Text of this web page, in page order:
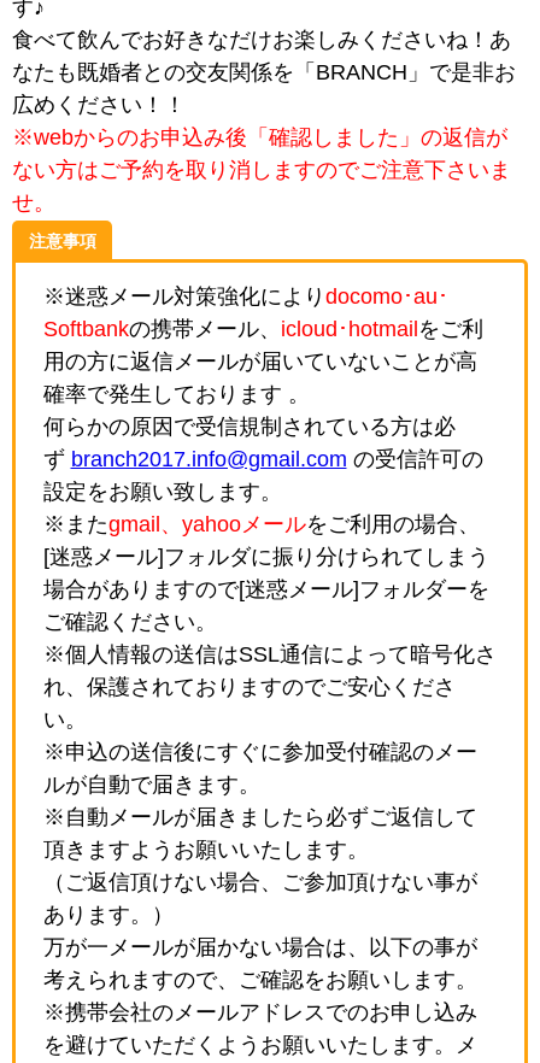
す♪
食べて飲んでお好きなだけお楽しみくださいね！あ
なたも既婚者との交友関係を「BRANCH」で是非お
広めください！！
※webからのお申込み後「確認しました」の返信が
ない方はご予約を取り消しますのでご注意下さいま
せ。
注意事項
※迷惑メール対策強化により docomo･au･
Softbankの携帯メール、 icloud･hotmail をご利
用の方に返信メールが届いていないことが高
確率で発生しております 。
何らかの原因で受信規制されている方は必
ず branch2017.info@gmail.com の受信許可の
設定をお願い致します。
※またgmail、yahooメールをご利用の場合、
[迷惑メール]フォルダに振り分けられてしまう
場合がありますので[迷惑メール]フォルダーを
ご確認ください。
※個人情報の送信はSSL通信によって暗号化さ
れ、保護されておりますのでご安心くださ
い。
※申込の送信後にすぐに参加受付確認のメー
ルが自動で届きます。
※自動メールが届きましたら必ずご返信して
頂きますようお願いいたします。
（ご返信頂けない場合、ご参加頂けない事が
あります。）
万が一メールが届かない場合は、以下の事が
考えられますので、ご確認をお願いします。
※携帯会社のメールアドレスでのお申し込み
を避けていただくようお願いいたします。メ